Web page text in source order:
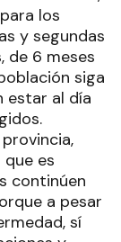
los
y segundas
de 6 meses
siga
estar al día
es
continúen
a pesar
sí